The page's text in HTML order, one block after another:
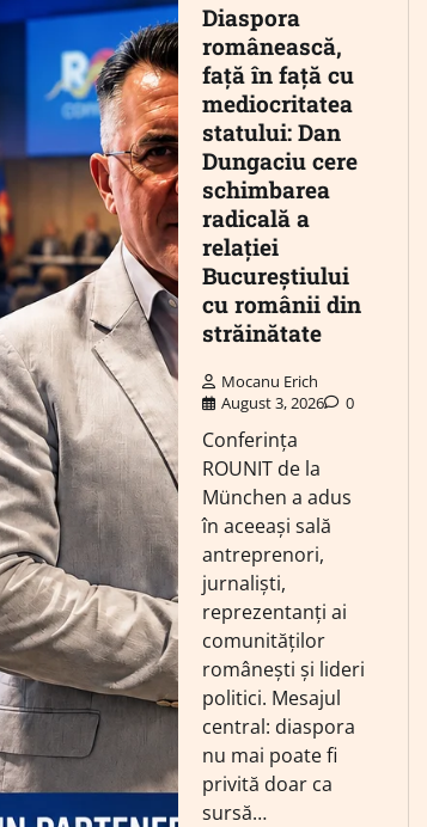
Diaspora
românească,
față în față cu
mediocritatea
statului: Dan
Dungaciu cere
schimbarea
radicală a
relației
Bucureștiului
cu românii din
străinătate
Mocanu Erich
August 3, 2026
0
Conferința
ROUNIT de la
München a adus
în aceeași sală
antreprenori,
jurnaliști,
reprezentanți ai
comunităților
românești și lideri
politici. Mesajul
central: diaspora
nu mai poate fi
privită doar ca
sursă…